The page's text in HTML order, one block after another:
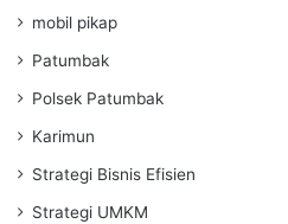
mobil pikap
Patumbak
Polsek Patumbak
Karimun
Strategi Bisnis Efisien
Strategi UMKM